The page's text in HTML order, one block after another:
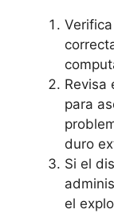
Revisa
para
duro
Si el
el